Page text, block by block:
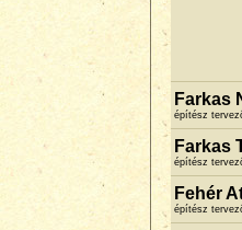
Farkas
építész
Farkas
építész
Fehér
építész